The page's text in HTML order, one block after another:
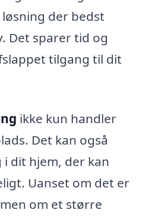
der bedst
Det sparer tid og
tilgang til dit
ikke kun handler
Det kan også
dit hjem, der kan
Uanset om det er
om et større